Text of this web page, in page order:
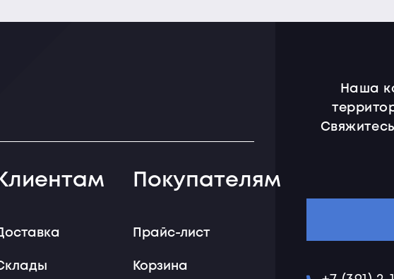
Клиентам Покупателям
Прайс-лист
Корзина
Наша